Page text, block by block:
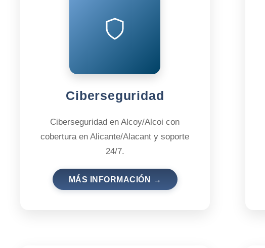
Ciberseguridad
Ciberseguridad en Alcoy/Alcoi con
cobertura en Alicante/Alacant y soporte
24/7.
MÁS INFORMACIÓN →